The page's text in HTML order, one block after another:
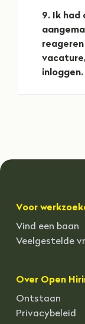
9.
Ik
Voor
Vind een baan
Veelgestelde
Over Open
Ontstaan
Privacybeleid